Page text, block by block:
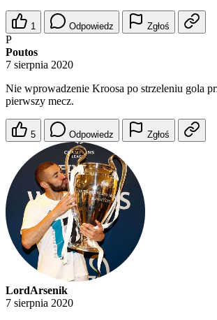
1 Odpowiedz Zgłoś
P
Poutos
7 sierpnia 2020
Nie wprowadzenie Kroosa po strzeleniu gola
pierwszy mecz.
5 Odpowiedz Zgłoś
LordArsenik
7 sierpnia 2020